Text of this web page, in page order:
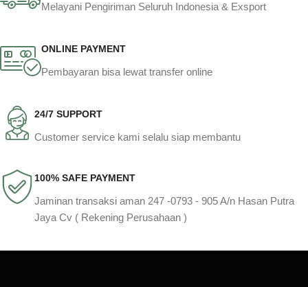
Melayani Pengiriman Seluruh Indonesia & Exsport
ONLINE PAYMENT
Pembayaran bisa lewat transfer online
24/7 SUPPORT
Customer service kami selalu siap membantu
100% SAFE PAYMENT
Jaminan transaksi aman 247 -0793 - 905 A/n Hasan Putra
Jaya Cv ( Rekening Perusahaan )